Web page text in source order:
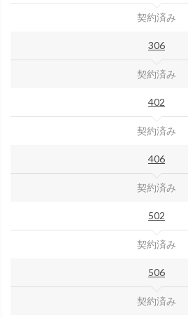
契約済み
306
契約済み
402
契約済み
406
契約済み
502
契約済み
506
契約済み